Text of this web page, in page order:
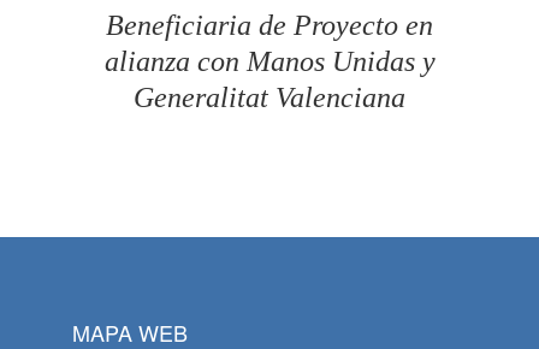
Beneficiaria de Proyecto en
alianza con Manos Unidas y
Generalitat Valenciana
MAPA WEB